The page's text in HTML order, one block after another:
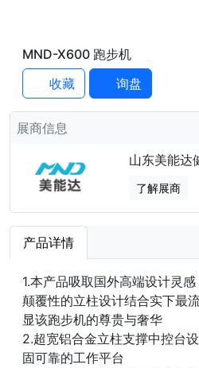
MND-X600 跑步机
收藏
询盘
展商信息
山东美能达
了解展商
产品详情
1.本产品吸取国外高端设计灵
颠覆性的立柱设计结合实下最
显该跑步机的尊贵与奢华
2.超宽铝合金立柱支撑中控台
固可靠的工作平台